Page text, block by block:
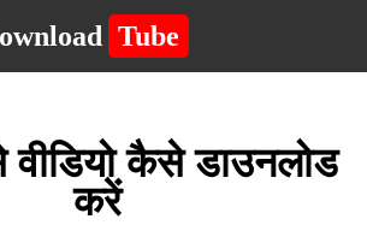
Tube
कैसे डाउनलोड
करें